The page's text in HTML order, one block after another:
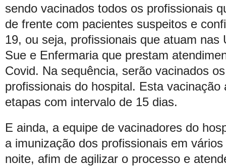
sendo vacinados todos os profissionais
de frente com pacientes suspeitos e
19, ou seja, profissionais que atuam nas
Sue e Enfermaria que prestam
Covid. Na sequência, serão vacinados
profissionais do hospital. Esta vacinação
etapas com intervalo de 15 dias.
E ainda, a equipe de vacinadores do
a imunização dos profissionais em
noite, afim de agilizar o processo e